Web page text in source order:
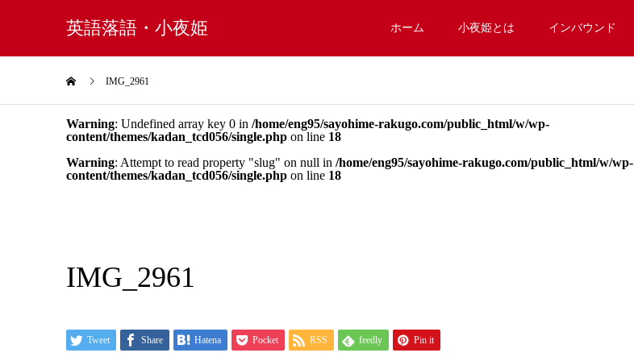
英語落語・小夜姫 ホーム 小夜姫とは インバウンド
IMG_2961
Warning: Undefined array key 0 in /home/eng95/sayohime-rakugo.com/public_html/w/wp-
content/themes/kadan_tcd056/single.php on line 18
Warning: Attempt to read property "slug" on null in /home/eng95/sayohime-rakugo.com/public_html/w/wp-
content/themes/kadan_tcd056/single.php on line 18
IMG_2961
Tweet Share Hatena Pocket RSS feedly Pin it